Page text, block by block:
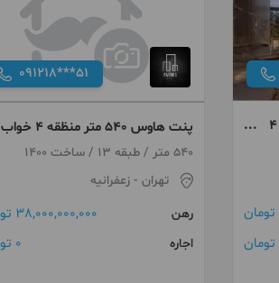
رهن و اجاره پنت هاوس 730 متر 4
091218***51
پنت هاوس 540 متر منظقه 4 خواب
منطقه 1
540 متر / طبقه 13 / ساخت 1400
تهران- زعفرانیه
رهن
38,000,000,000 تومان
اجاره 0 تومان